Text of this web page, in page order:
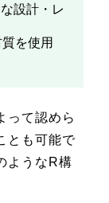
設計・レ
を使用
って認めら
とも可能で
ようなR構